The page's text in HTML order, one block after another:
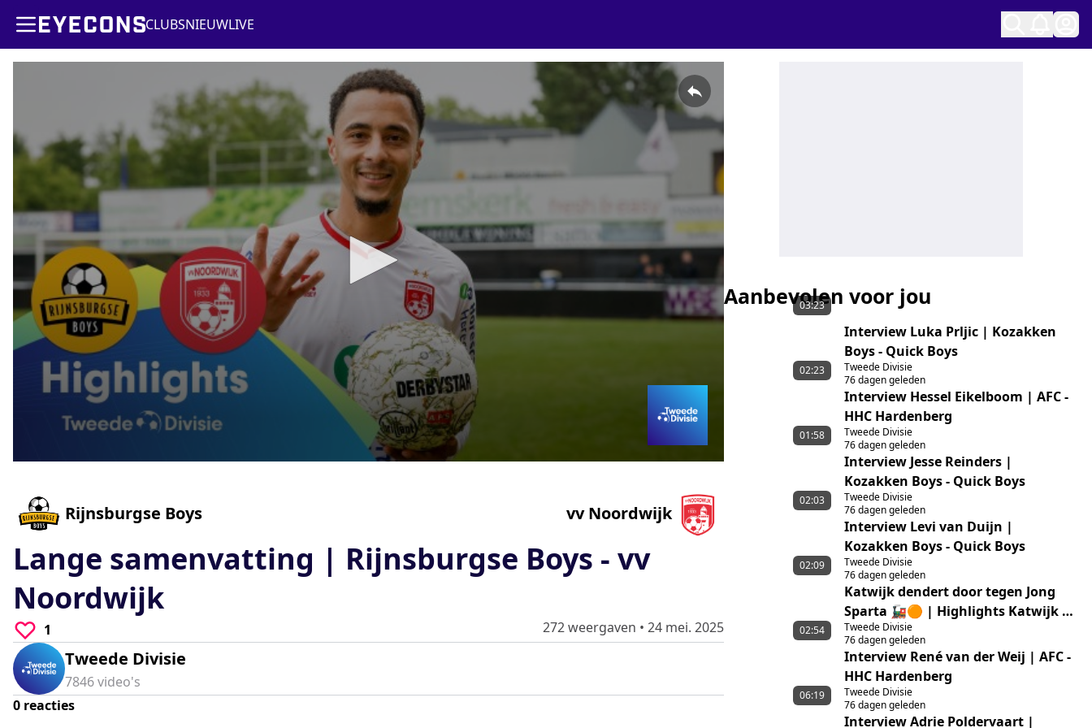
CLUBSNIEUWLIVE
seconds Volume
90%
Rijnsburgse Boys
- vv Noordwijk
Lange samenvatting | Rijnsburgse Boys - vv
Noordwijk
1 272 weergaven • 24 mei. 2025
Tweede Divisie
7846video's
0 reacties
Aanbevolen voor jou
03:23
Interview Luka Prljic | Kozakken
Boys - Quick Boys
Tweede Divisie
76 dagen geleden
02:23
Interview Hessel Eikelboom | AFC -
HHC Hardenberg
Tweede Divisie
76 dagen geleden
01:58
Interview Jesse Reinders |
Kozakken Boys - Quick Boys
Tweede Divisie
76 dagen geleden
02:03
Interview Levi van Duijn |
Kozakken Boys - Quick Boys
Tweede Divisie
76 dagen geleden
02:09
Katwijk dendert door tegen Jong
Sparta 🚂🟠 | Highlights Katwijk –
Jong Sparta Rotterdam
Tweede Divisie
76 dagen geleden
02:54
Interview René van der Weij | AFC -
HHC Hardenberg
Tweede Divisie
76 dagen geleden
06:19
Interview Adrie Poldervaart |